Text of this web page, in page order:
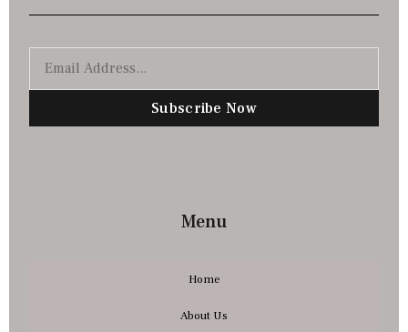
Subscribe Now
Menu
Home
About Us